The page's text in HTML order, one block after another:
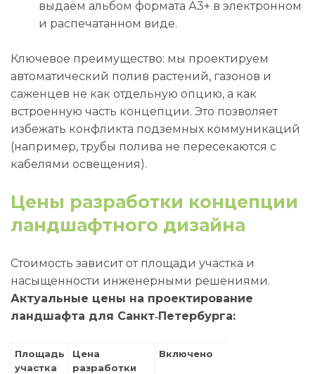
выдаём альбом формата А3+ в электронном
и распечатанном виде.
Ключевое преимущество: мы проектируем
автоматический полив растений, газонов и
саженцев не как отдельную опцию, а как
встроенную часть концепции. Это позволяет
избежать конфликта подземных коммуникаций
(например, трубы полива не пересекаются с
кабелями освещения).
Цены разработки концепции
ландшафтного дизайна
Стоимость зависит от площади участка и
насыщенности инженерными решениями.
Актуальные цены на проектирование
ландшафта для Санкт‑Петербурга:
Площадь
участка
Цена
разработки
Включено